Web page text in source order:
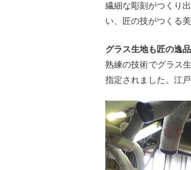
繊細な彫刻がつくり
い、匠の技がつくる
グラス生地も匠の逸
熟練の技術でグラス
指定されました。江